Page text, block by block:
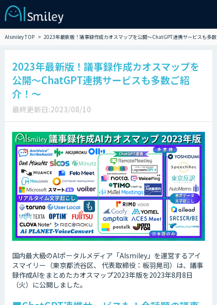
AIsmiley TOP 2023年最新版！議事録作成カオスマップを公開～ChatGPT連携サービスも多
2023年最新版！議事録作成カオスマップを
公開～ChatGPT連携サービスも多数ご紹
介！～
最終更新日:2023/08/10
国内最大級のAIポータルメディア「AIsmiley」を運営するアイ
スマイリー（東京都渋谷区、 代表取締役：板羽晃司）は、議事
録作成AIをまとめたカオスマップ2023年版を2023年8月8日
（火）に公開しました。